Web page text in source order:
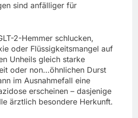
sind anfälliger für
2-Hemmer schlucken,
oder Flüssigkeitsmangel auf
Unheils gleich starke
oder non…öhnlichen Durst
im Ausnahmefall eine
erscheinen – dasjenige
ärztlich besondere Herkunft.